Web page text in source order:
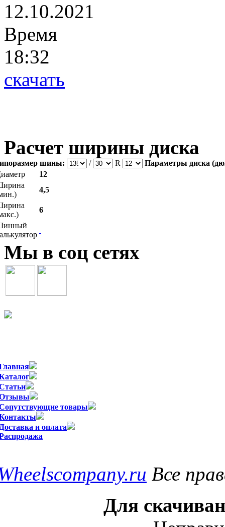
12.10.2021
Время
18:32
скачать
Расчет ширины диска
шины: / R
Параметры диска
12
4,5
6
Мы в соц сетях
товары
и оплата
Все
Для